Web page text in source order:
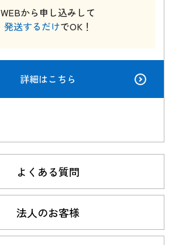
WEBから申し込みして
発送するだけでOK！
詳細はこちら
よくある質問
法人のお客様